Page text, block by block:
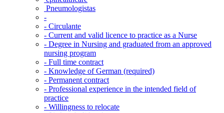
Pneumologistas
-
- Circulante
- Current and valid licence to practice as a Nurse
- Degree in Nursing and graduated from an approved
nursing program
- Full time contract
- Knowledge of German (required)
- Permanent contract
- Professional experience in the intended field of
practice
- Willingness to relocate